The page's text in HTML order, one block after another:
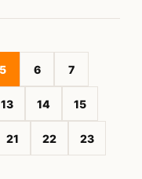
5 6 7
13 14 15
21 22 23